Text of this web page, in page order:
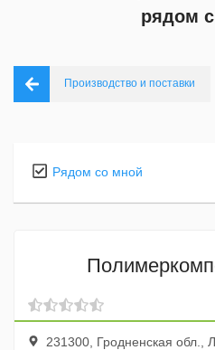
рядом
Производство и поставки
Рядом со мной
231300, Гродненская обл.,